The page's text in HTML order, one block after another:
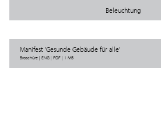
Beleuchtung
Manifest 'Gesunde Gebäude für alle'
Broschüre | ENG | PDF | 1 MB